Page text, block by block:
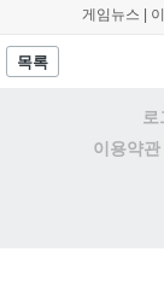
심 콘텐츠,
게임뉴스 |
목록
로
이용약관